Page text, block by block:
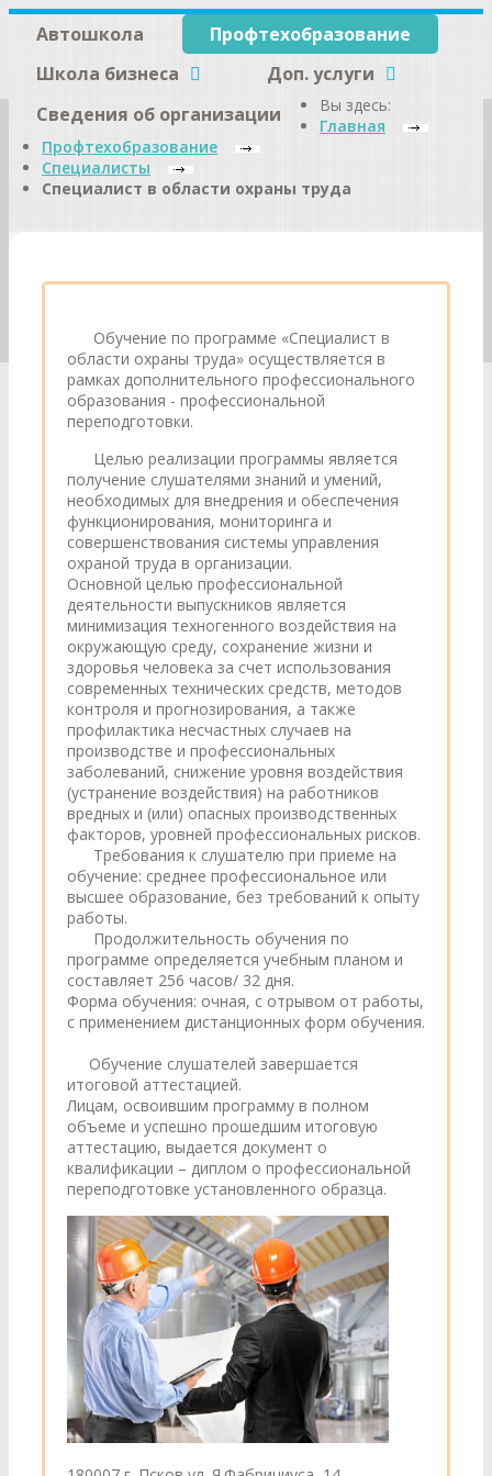
Автошкола
Профтехобразование
Школа бизнеса
Доп. услуги
Сведения об организации
Вы здесь:
Главная
Профтехобразование
Специалисты
Специалист в области охраны труда
Обучение по программе «Специалист в
области охраны труда» осуществляется в
рамках дополнительного профессионального
образования - профессиональной
переподготовки.
Целью реализации программы является
получение слушателями знаний и умений,
необходимых для внедрения и обеспечения
функционирования, мониторинга и
совершенствования системы управления
охраной труда в организации.
Основной целью профессиональной
деятельности выпускников является
минимизация техногенного воздействия на
окружающую среду, сохранение жизни и
здоровья человека за счет использования
современных технических средств, методов
контроля и прогнозирования, а также
профилактика несчастных случаев на
производстве и профессиональных
заболеваний, снижение уровня воздействия
(устранение воздействия) на работников
вредных и (или) опасных производственных
факторов, уровней профессиональных рисков.
Требования к слушателю при приеме на
обучение: среднее профессиональное или
высшее образование, без требований к опыту
работы.
Продолжительность обучения по
программе определяется учебным планом и
составляет 256 часов/ 32 дня.
Форма обучения: очная, с отрывом от работы,
с применением дистанционных форм обучения.
Обучение слушателей завершается
итоговой аттестацией.
Лицам, освоившим программу в полном
объеме и успешно прошедшим итоговую
аттестацию, выдается документ о
квалификации – диплом о профессиональной
переподготовке установленного образца.